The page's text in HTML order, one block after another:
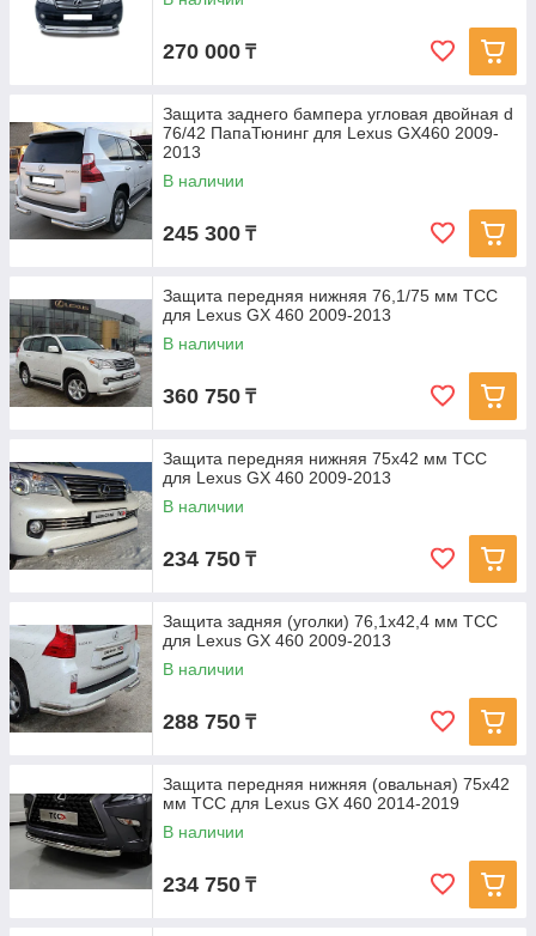
270 000 ₸
Защита заднего бампера угловая двойная d
76/42 ПапаТюнинг для Lexus GX460 2009-
2013
В наличии
245 300 ₸
Защита передняя нижняя 76,1/75 мм ТСС
для Lexus GX 460 2009-2013
В наличии
360 750 ₸
Защита передняя нижняя 75х42 мм ТСС
для Lexus GX 460 2009-2013
В наличии
234 750 ₸
Защита задняя (уголки) 76,1х42,4 мм ТСС
для Lexus GX 460 2009-2013
В наличии
288 750 ₸
Защита передняя нижняя (овальная) 75х42
мм ТСС для Lexus GX 460 2014-2019
В наличии
234 750 ₸